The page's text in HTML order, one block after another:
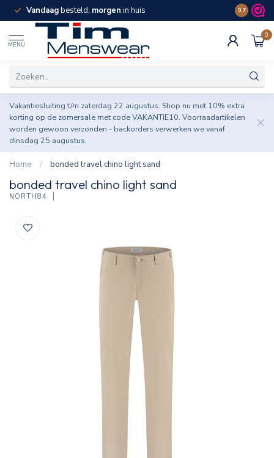
Vandaagbesteld, morgen in huis Spaar
9.7
MENU
0
Vakantiesluiting t/m zaterdag 22 augustus. Shop nu met 10% extra
korting op de zomersale met code VAKANTIE10. Voorraadartikelen
worden gewoon verzonden - backorders verwerken we vanaf
dinsdag 25 augustus.
Home / bonded travel chino light sand
bonded travel chino light sand
NORTH84